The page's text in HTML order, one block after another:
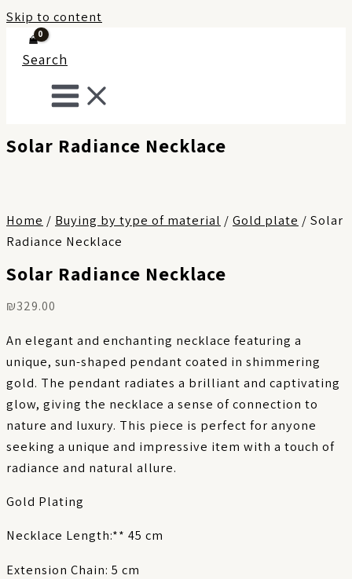
Skip to content
Search
Solar Radiance Necklace
Home / Buying by type of material / Gold plate / Solar
Radiance Necklace
Solar Radiance Necklace
₪329.00
An elegant and enchanting necklace featuring a
unique, sun-shaped pendant coated in shimmering
gold. The pendant radiates a brilliant and captivating
glow, giving the necklace a sense of connection to
nature and luxury. This piece is perfect for anyone
seeking a unique and impressive item with a touch of
radiance and natural allure.
Gold Plating
Necklace Length:** 45 cm
Extension Chain: 5 cm